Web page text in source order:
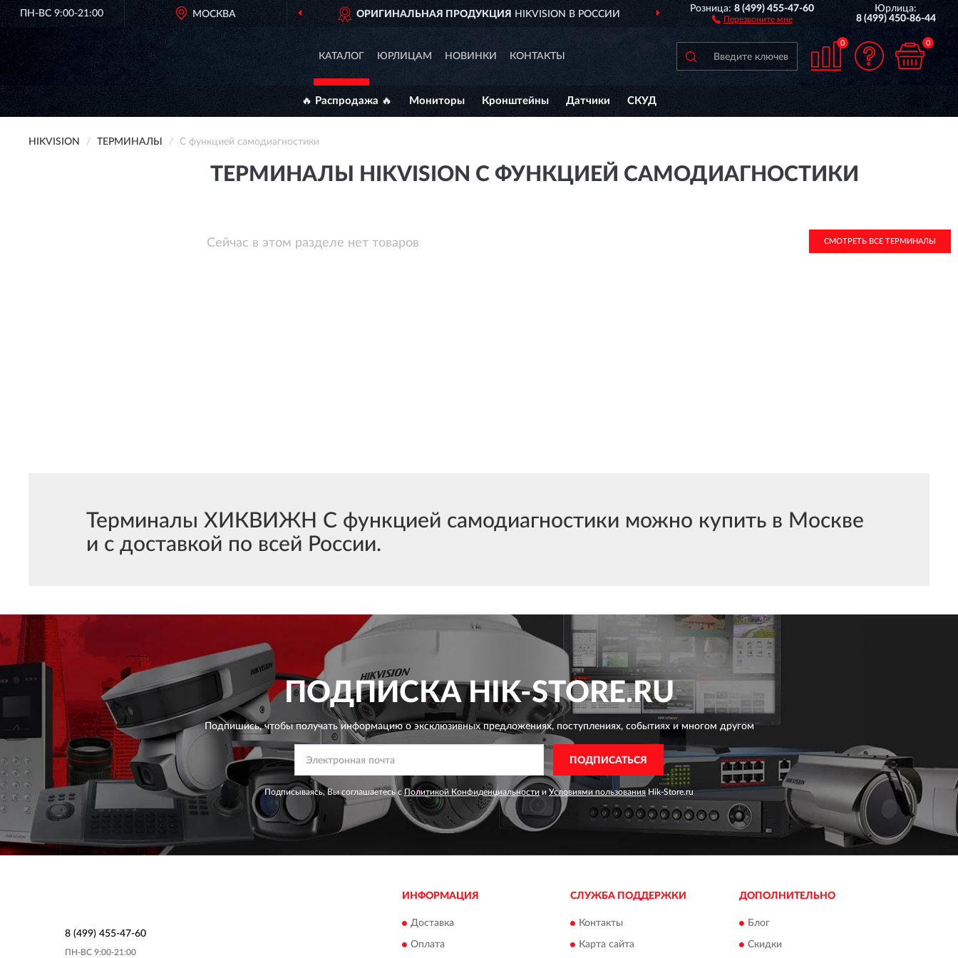
ПН-ВС 9:00-21:00 МОСКВА ОРИГИНАЛЬНАЯ ПРОДУКЦИЯ HIKVISION В РОССИИ ДОСТАВИМ ПО ВСЕЙ РОССИИ
Розница:8 (499) 455-47-60
Перезвоните мне
Юрлица:
8 (499) 450-86-44
КАТАЛОГ ЮРЛИЦАМ НОВИНКИ КОНТАКТЫ
0 0
🔥 Распродажа 🔥 Мониторы Кронштейны Датчики СКУД
HIKVISION ТЕРМИНАЛЫ С функцией самодиагностики
ТЕРМИНАЛЫ HIKVISION С ФУНКЦИЕЙ САМОДИАГНОСТИКИ
Сейчас в этом разделе нет товаров СМОТРЕТЬ ВСЕ ТЕРМИНАЛЫ
Терминалы ХИКВИЖН С функцией самодиагностики можно купить в Москве
и с доставкой по всей России.
ПОДПИСКАHIK-STORE.RU
Подпишись, чтобы получать информацию о эксклюзивных предложениях,поступлениях, событиях и многом другом
ПОДПИСАТЬСЯ
Подписываясь, Вы соглашаетесь с Политикой Конфиденциальности иУсловиями пользованияHik-Store.ru
8 (499) 455-47-60
ПН-ВС 9:00-21:00
ИНФОРМАЦИЯ
Доставка
Оплата
СЛУЖБА ПОДДЕРЖКИ
Контакты
Карта сайта
ДОПОЛНИТЕЛЬНО
Блог
Скидки